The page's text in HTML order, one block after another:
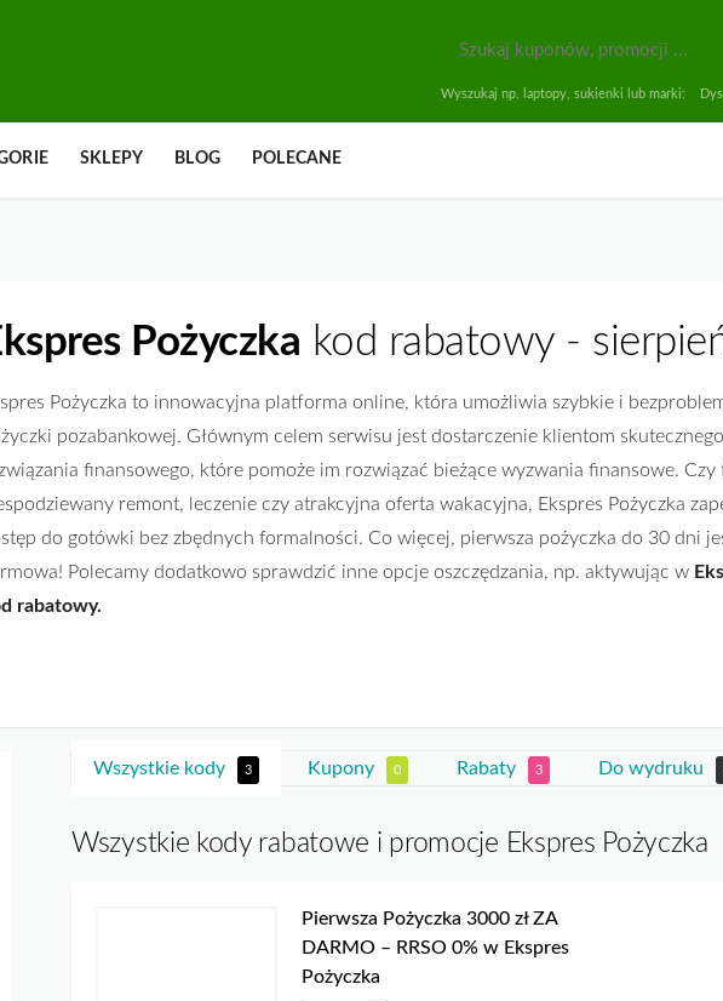
Wyszukaj np. laptopy, sukienki lub marki:
SKLEPY BLOG POLECANE
Pożyczka kod rabatowy -
Pożyczka to innowacyjna platforma online, która umożliwia szybkie i
pozabankowej. Głównym celem serwisu jest dostarczenie klientom
finansowego, które pomoże im rozwiązać bieżące wyzwania finansowe. Czy
remont, leczenie czy atrakcyjna oferta wakacyjna, Ekspres Pożyczka
do gotówki bez zbędnych formalności. Co więcej, pierwsza pożyczka do 30 dni
Polecamy dodatkowo sprawdzić inne opcje oszczędzania, np. aktywując w
rabatowy.
Wszystkie kody 3 Kupony 0 Rabaty 3 Do wydruku
Wszystkie kody rabatowe i promocje Ekspres Pożyczka
Pierwsza Pożyczka 3000 zł ZA
DARMO – RRSO 0% w Ekspres
Pożyczka